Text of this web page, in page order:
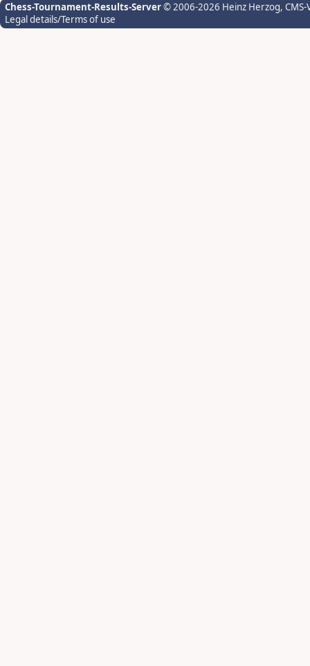
Chess-Tournament-Results-Server© 2006-2026 Heinz Herzog,
Legal details/Terms of use